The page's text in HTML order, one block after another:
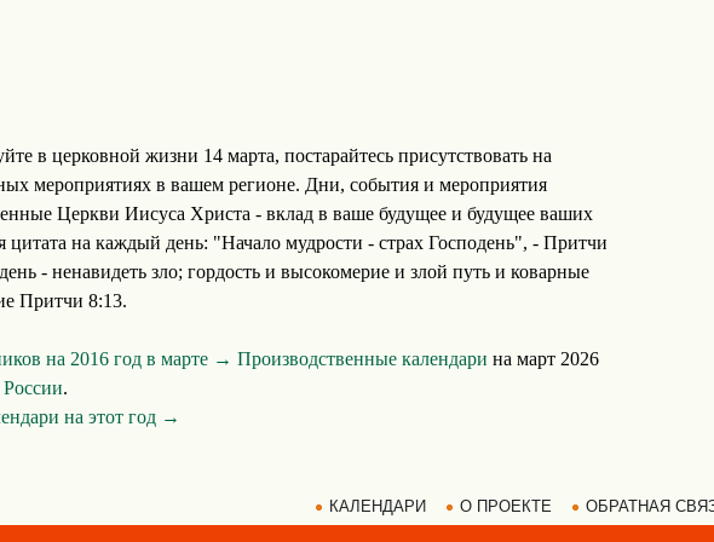
в церковной жизни 14 марта, постарайтесь присутствовать на
мероприятиях в вашем регионе. Дни, события и мероприятия
Церкви Иисуса Христа - вклад в ваше будущее и будущее ваших
цитата на каждый день: "Начало мудрости - страх Господень", - Притчи
- ненавидеть зло; гордость и высокомерие и злой путь и коварные
Притчи 8:13.
на 2016 год в марте → Производственные календари на март 2026
России.
на этот год →
КАЛЕНДАРИ О ПРОЕКТЕ ОБРАТНАЯ